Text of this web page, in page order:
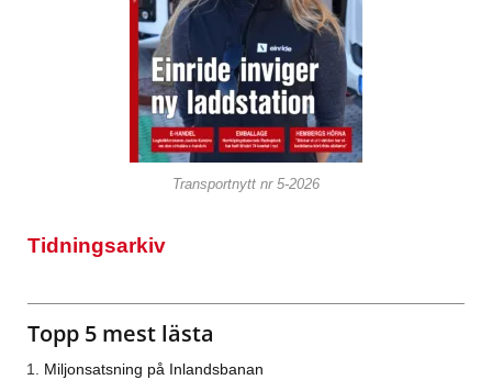
Transportnytt nr 5-2026
Tidningsarkiv
Topp 5 mest lästa
Miljonsatsning på Inlandsbanan